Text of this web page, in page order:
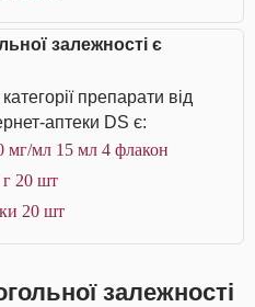
залежності є
препарати від
аптеки DS є:
мг/мл 15 мл 4 флакон
г 20 шт
20 шт
залежності